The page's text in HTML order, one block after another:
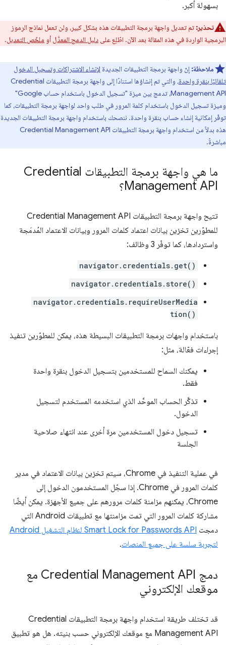
بسهولة أكبر.
تحذير: تم تعديل واجهة برمجة التطبيقات هذه بشكل كبير، ولن تعمل نماذج الرموز
البرمجية الواردة في هذه المقالة بعد الآن. اطّلِع على دليل الدمج المعدَّل أو ملخّص التعديل.
ملاحظة: إنّ واجهة برمجة التطبيقات الجديدة لإنشاء الاشتراكات وتسجيل الدخول
تلقائيًا بنقرة واحدة
، والتي تم إنشاؤها استنادًا إلى واجهة برمجة التطبيقات Credential
Management API، تدمج بين ميزة "تسجيل الدخول باستخدام حساب Google"
وميزة تسجيل الدخول باستخدام كلمة المرور في طلب واحد لواجهة برمجة التطبيقات، كما
توفّر إمكانية إنشاء حساب بنقرة واحدة. ننصحك باستخدام واجهة برمجة التطبيقات الجديدة
هذه بدلاً من استخدام واجهة برمجة التطبيقات Credential Management API
مباشرةً.
ما هي واجهة برمجة التطبيقات Credential
Management API؟
تتيح واجهة برمجة التطبيقات Credential Management API
للمطوّرين تخزين بيانات اعتماد كلمات المرور وبيانات الاعتماد المُدمَجة
واستردادها، كما توفّر 3 وظائف:
navigator.credentials.get()
navigator.credentials.store()
navigator.credentials.requireUserMedia
tion()
باستخدام واجهات برمجة التطبيقات البسيطة هذه، يمكن للمطوّرين تنفيذ
إجراءات فعّالة، مثل:
يمكنك السماح للمستخدمين بتسجيل الدخول بنقرة واحدة
فقط.
تذكَّر الحساب الموحَّد الذي استخدمه المستخدم لتسجيل
الدخول.
تسجيل دخول المستخدمين مرة أخرى عند انتهاء صلاحية
الجلسة
في عملية التنفيذ في Chrome، سيتم تخزين بيانات الاعتماد في مدير
كلمات المرور في Chrome. إذا سجّل المستخدمون الدخول إلى
Chrome، يمكنهم مزامنة كلمات مرورهم على جميع الأجهزة. يمكن أيضًا
مشاركة كلمات المرور التي تمت مزامنتها مع تطبيقات Android التي
دمجت Smart Lock for Passwords API لنظام التشغيل Android
لتجربة سلسة على جميع المنصات.
دمج Credential Management API مع
موقعك الإلكتروني
قد تختلف طريقة استخدام واجهة برمجة التطبيقات Credential
Management API مع موقعك الإلكتروني حسب بنيته. هل هو تطبيق